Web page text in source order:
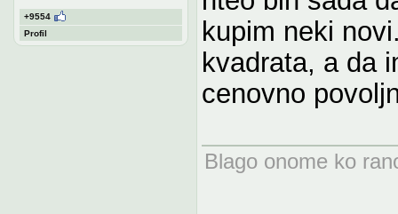
+9554
Profil
kupim neki
kvadrata, a da
cenovno
Blago onome ko